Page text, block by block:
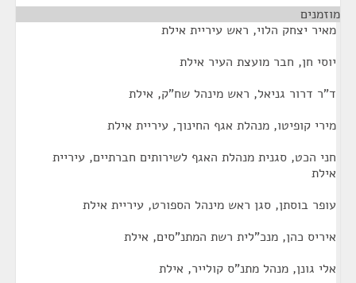
מוזמנים
מאיר יצחק הלוי, ראש עיריית אילת
יוסי חן, חבר מועצת העיר אילת
ד"ר דרור גניאל, ראש מינהל שח"ק, אילת
מירי קופיטו, מנהלת אגף החינוך, עיריית אילת
חני הכט, סגנית מנהלת האגף לשירותים חברתיים, עיריית
אילת
עופר בוסתן, סגן ראש מינהל הספורט, עיריית אילת
איריס כהן, מנכ"לית רשת המתנ"סים, אילת
אלי גונן, מנהל מתנ"ס קולייר, אילת